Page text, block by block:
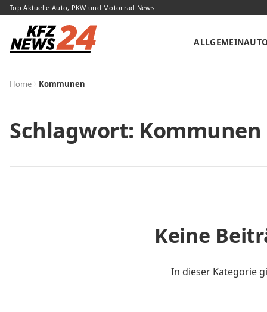
Top Aktuelle Auto, PKW und Motorrad News
ALLGEMEIN
Home Kommunen
Schlagwort: Kommunen
Keine
In dieser Kategorie